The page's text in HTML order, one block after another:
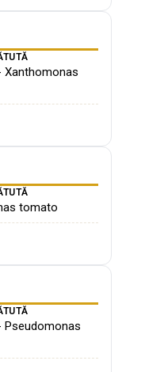
Xanthomonas
tomato
Pseudomonas